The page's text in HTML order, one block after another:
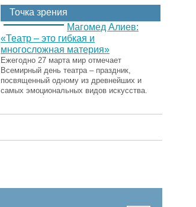
Точка зрения
Магомед Алиев:
«Театр – это гибкая и
многосложная материя»
Ежегодно 27 марта мир отмечает
Всемирный день театра – праздник,
посвященный одному из древнейших и
самых эмоциональных видов искусства.